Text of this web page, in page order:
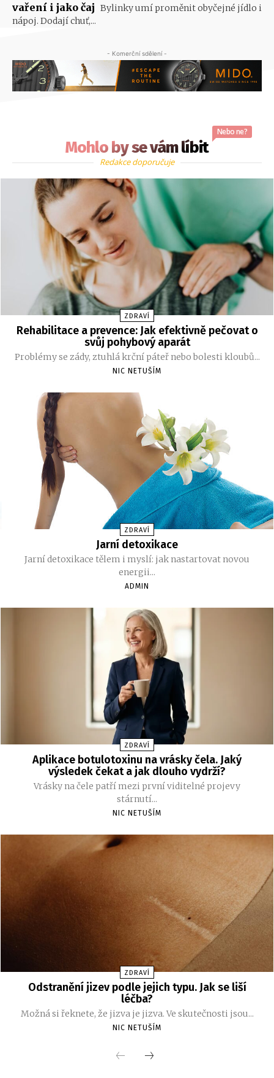
vaření i jako čaj Bylinky umí proměnit obyčejné jídlo i
nápoj. Dodají chuť,...
- Komerční sdělení -
Mohlo by se vám líbit
Nebo ne?
Redakce doporučuje
ZDRAVÍ
Rehabilitace a prevence: Jak efektivně pečovat o
svůj pohybový aparát
Problémy se zády, ztuhlá krční páteř nebo bolesti kloubů...
NIC NETUŠÍM
ZDRAVÍ
Jarní detoxikace
Jarní detoxikace tělem i myslí: jak nastartovat novou
energii...
ADMIN
ZDRAVÍ
Aplikace botulotoxinu na vrásky čela. Jaký
výsledek čekat a jak dlouho vydrží?
Vrásky na čele patří mezi první viditelné projevy
stárnutí...
NIC NETUŠÍM
ZDRAVÍ
Odstranění jizev podle jejich typu. Jak se liší
léčba?
Možná si řeknete, že jizva je jizva. Ve skutečnosti jsou...
NIC NETUŠÍM